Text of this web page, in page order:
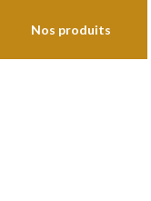
Nos produits